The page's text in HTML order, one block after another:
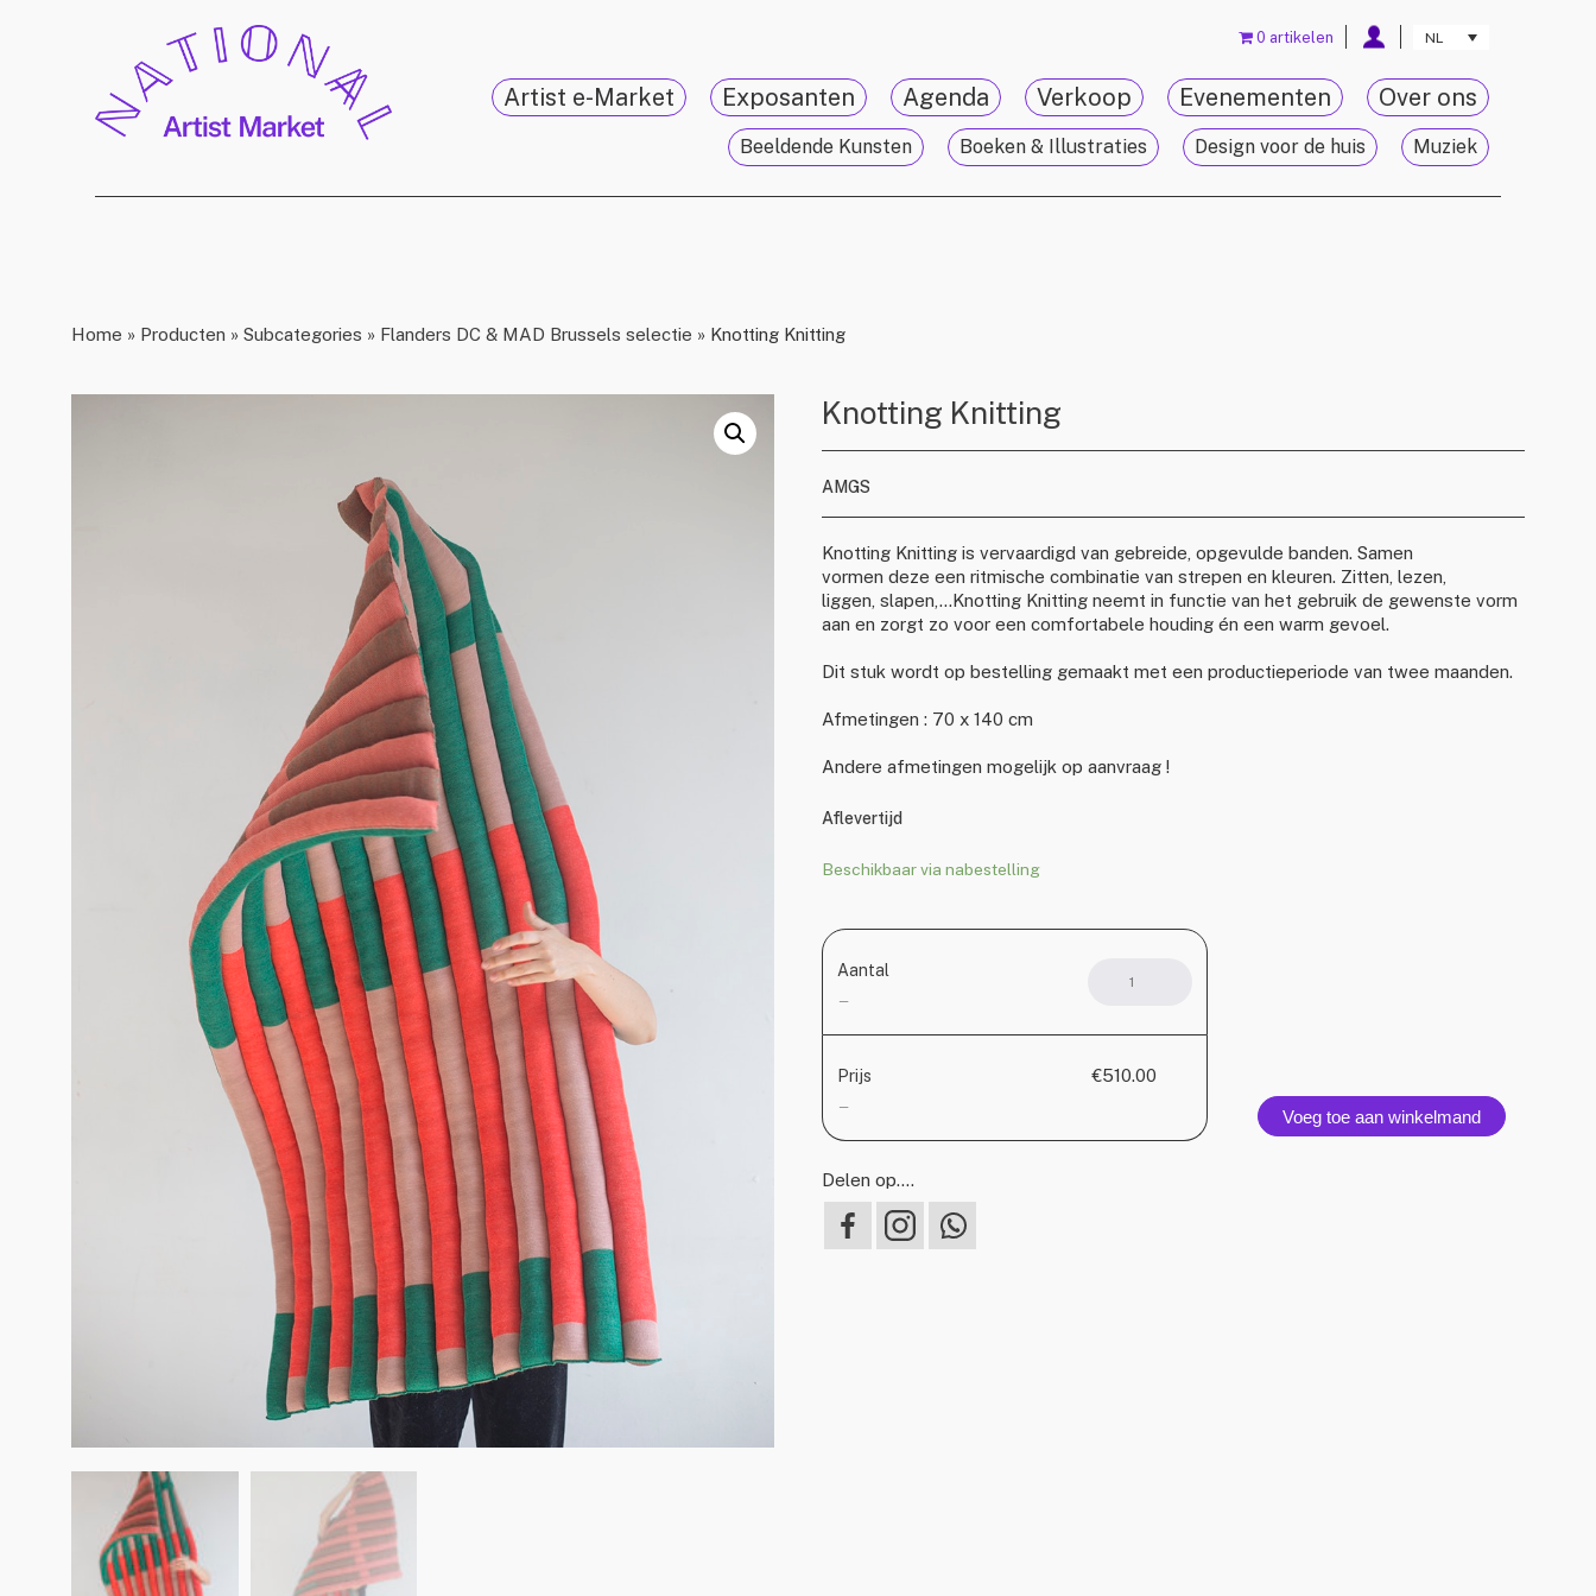
NL
0 artikelen
Over ons
Evenementen
Verkoop
Agenda
Exposanten
Artist e-Market
Beeldende Kunsten Boeken & Illustraties Design voor de huis Muziek
Home » Producten » Subcategories » Flanders DC & MAD Brussels selectie » Knotting Knitting
Knotting Knitting
AMGS
Knotting Knitting is vervaardigd van gebreide, opgevulde banden. Samen
vormen deze een ritmische combinatie van strepen en kleuren. Zitten, lezen,
liggen, slapen,…Knotting Knitting neemt in functie van het gebruik de gewenste vorm
aan en zorgt zo voor een comfortabele houding én een warm gevoel.
Dit stuk wordt op bestelling gemaakt met een productieperiode van twee maanden.
Afmetingen : 70 x 140 cm
Andere afmetingen mogelijk op aanvraag !
Aflevertijd
Beschikbaar via nabestelling
Aantal
—
Prijs
—
€510.00
Voeg toe aan winkelmand
Delen op….